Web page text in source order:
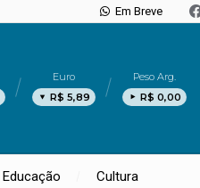
Em Breve
Euro
R$ 5,89
Peso Arg.
R$ 0,00
Educação Cultura